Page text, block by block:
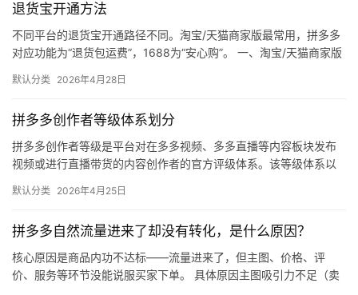
退货宝开通方法
不同平台的退货宝开通路径不同。淘宝/天猫商家版最常用，拼多多
对应功能为“退货包运费”，1688为“安心购”。 一、淘宝/天猫商家版
默认分类 2026年4月28日
拼多多创作者等级体系划分
拼多多创作者等级是平台对在多多视频、多多直播等内容板块发布
视频或进行直播带货的内容创作者的官方评级体系。该等级体系以
同等级…
默认分类 2026年4月25日
拼多多自然流量进来了却没有转化，是什么原因？
核心原因是商品内功不达标——流量进来了，但主图、价格、评
价、服务等环节没能说服买家下单。 具体原因主图吸引力不足（卖